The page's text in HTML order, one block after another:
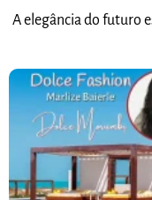
A elegância do futuro